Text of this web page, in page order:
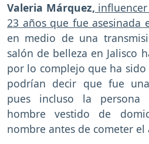
Valeria Márquez,
23 años que fue asesinada
en medio de una
salón de belleza en Jalisco
por lo complejo que ha sido
podrían decir que fue una
pues incluso la
hombre vestido de
nombre antes de cometer el